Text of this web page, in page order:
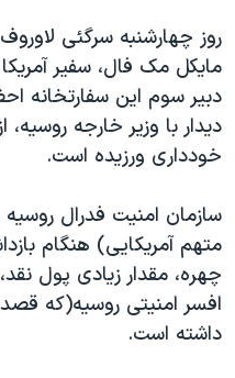
روز چهارشنبه سرگئی
مایکل مک فال، سفیر آمریکا
دبیر سوم این سفارتخانه
دیدار با وزیر خارجه روسیه،
خودداری ورزیده است.
سازمان امنیت فدرال
متهم آمریکایی) هنگام
چهره، مقدار زیادی پول
افسر امنیتی روسیه(که
داشته است.